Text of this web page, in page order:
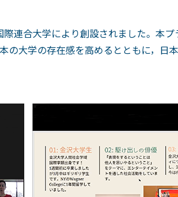
連合大学により創設されました。本
大学の存在感を高めるとともに，日